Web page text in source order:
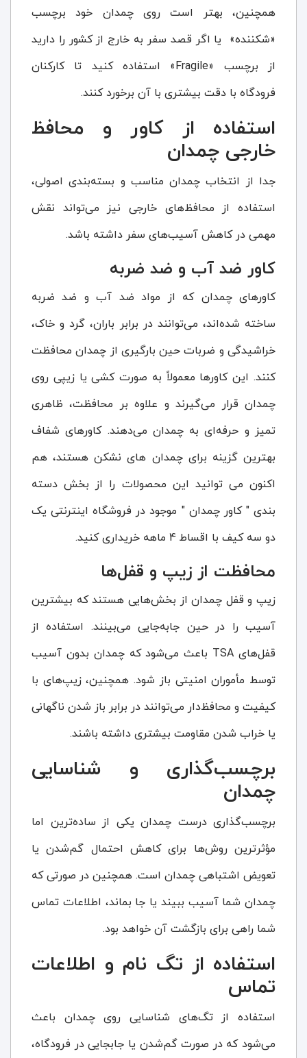
همچنین، بهتر است روی چمدان خود برچسب
«شکننده» یا اگر قصد سفر به خارج از کشور را دارید
از برچسب «Fragile» استفاده کنید تا کارکنان
فرودگاه با دقت بیشتری با آن برخورد کنند.
استفاده از کاور و محافظ
خارجی چمدان
جدا از انتخاب چمدان مناسب و بسته‌بندی اصولی،
استفاده از محافظ‌های خارجی نیز می‌تواند نقش
مهمی در کاهش آسیب‌های سفر داشته باشد.
کاور ضد آب و ضد ضربه
کاورهای چمدان که از مواد ضد آب و ضد ضربه
ساخته شده‌اند، می‌توانند در برابر باران، گرد و خاک،
خراشیدگی و ضربات حین بارگیری از چمدان محافظت
کنند. این کاورها معمولاً به صورت کشی یا زیپی روی
چمدان قرار می‌گیرند و علاوه بر محافظت، ظاهری
تمیز و حرفه‌ای به چمدان می‌دهند. کاورهای شفاف
بهترین گزینه برای چمدان های نشکن هستند، هم
اکنون می توانید این محصولات را از بخش دسته
بندی " کاور چمدان " موجود در فروشگاه اینترنتی یک
دو سه کیف با اقساط 4 ماهه خریداری کنید.
محافظت از زیپ و قفل‌ها
زیپ و قفل چمدان از بخش‌هایی هستند که بیشترین
آسیب را در حین جابه‌جایی می‌بینند. استفاده از
قفل‌های TSA باعث می‌شود که چمدان بدون آسیب
توسط مأموران امنیتی باز شود. همچنین، زیپ‌های با
کیفیت و محافظ‌دار می‌توانند در برابر باز شدن ناگهانی
یا خراب شدن مقاومت بیشتری داشته باشند.
برچسب‌گذاری و شناسایی
چمدان
برچسب‌گذاری درست چمدان یکی از ساده‌ترین اما
مؤثرترین روش‌ها برای کاهش احتمال گم‌شدن یا
تعویض اشتباهی چمدان است. همچنین در صورتی که
چمدان شما آسیب ببیند یا جا بماند، اطلاعات تماس
شما راهی برای بازگشت آن خواهد بود.
استفاده از تگ نام و اطلاعات
تماس
استفاده از تگ‌های شناسایی روی چمدان باعث
می‌شود که در صورت گم‌شدن یا جابجایی در فرودگاه،